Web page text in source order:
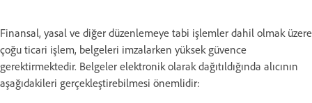
Finansal, yasal ve diğer düzenlemeye tabi işlemler dahil olmak üzere
çoğu ticari işlem, belgeleri imzalarken yüksek güvence
gerektirmektedir. Belgeler elektronik olarak dağıtıldığında alıcının
aşağıdakileri gerçekleştirebilmesi önemlidir: